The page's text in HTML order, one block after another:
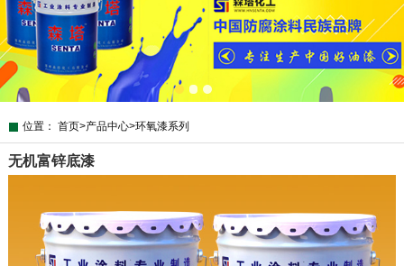
位置： 首页>产品中心>环氧漆系列
无机富锌底漆